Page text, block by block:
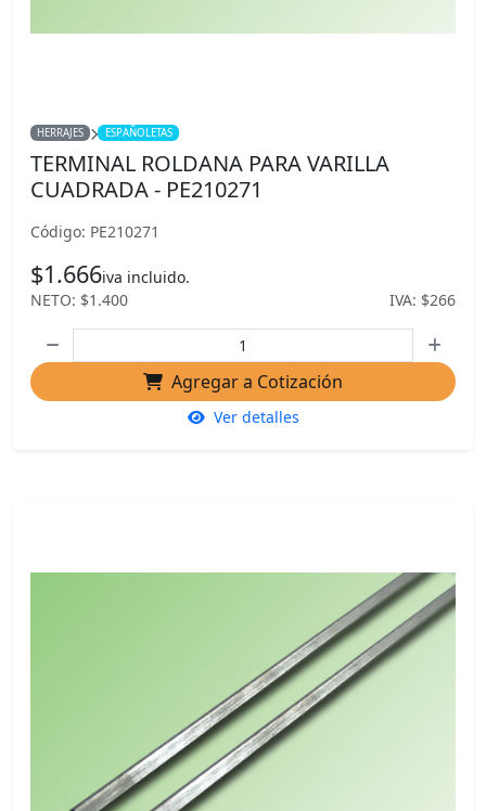
HERRAJES ESPAÑOLETAS
TERMINAL ROLDANA PARA VARILLA
CUADRADA - PE210271
Código: PE210271
$1.666iva incluido.
NETO: $1.400
IVA: $266
Agregar a Cotización
Ver detalles